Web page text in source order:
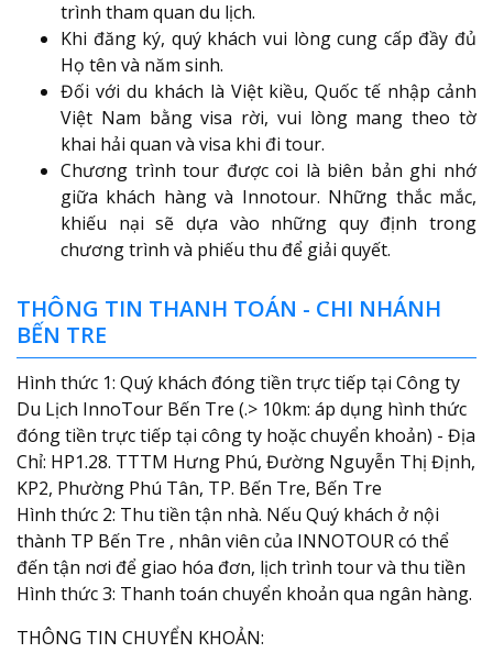
trình tham quan du lịch.
Khi đăng ký, quý khách vui lòng cung cấp đầy đủ
Họ tên và năm sinh.
Đối với du khách là Việt kiều, Quốc tế nhập cảnh
Việt Nam bằng visa rời, vui lòng mang theo tờ
khai hải quan và visa khi đi tour.
Chương trình tour được coi là biên bản ghi nhớ
giữa khách hàng và Innotour. Những thắc mắc,
khiếu nại sẽ dựa vào những quy định trong
chương trình và phiếu thu để giải quyết.
THÔNG TIN THANH TOÁN - CHI NHÁNH
BẾN TRE
Hình thức 1: Quý khách đóng tiền trực tiếp tại Công ty
Du Lịch InnoTour Bến Tre (.> 10km: áp dụng hình thức
đóng tiền trực tiếp tại công ty hoặc chuyển khoản) - Địa
Chỉ: HP1.28. TTTM Hưng Phú, Đường Nguyễn Thị Định,
KP2, Phường Phú Tân, TP. Bến Tre, Bến Tre
Hình thức 2: Thu tiền tận nhà. Nếu Quý khách ở nội
thành TP Bến Tre , nhân viên của INNOTOUR có thể
đến tận nơi để giao hóa đơn, lịch trình tour và thu tiền
Hình thức 3: Thanh toán chuyển khoản qua ngân hàng.
THÔNG TIN CHUYỂN KHOẢN: